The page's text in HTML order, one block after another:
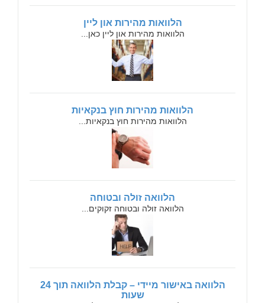
הלוואות מהירות און ליין
הלוואות מהירות און ליין כאן...
הלוואות מהירות חוץ בנקאיות
הלוואות מהירות חוץ בנקאיות...
הלוואה זולה ובטוחה
הלוואה זולה ובטוחה זקוקים...
הלוואה באישור מיידי – קבלת הלוואה תוך 24
שעות